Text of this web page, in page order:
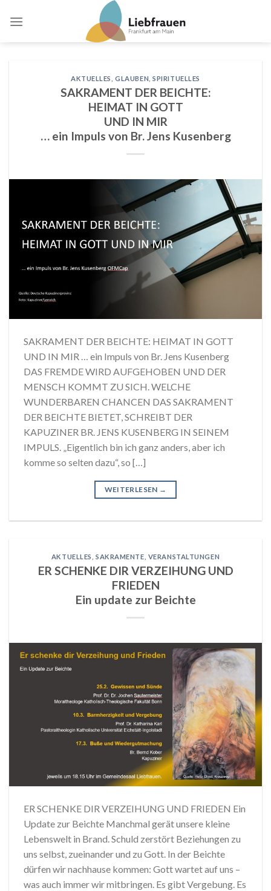
AKTUELLES ,GLAUBEN ,SPIRITUELLES
SAKRAMENT DER BEICHTE:
HEIMAT IN GOTT
UND IN MIR
… ein Impuls von Br. Jens Kusenberg
SAKRAMENT DER BEICHTE: HEIMAT IN GOTT
UND IN MIR … ein Impuls von Br. Jens Kusenberg
DAS FREMDE WIRD AUFGEHOBEN UND DER
MENSCH KOMMT ZU SICH. WELCHE
WUNDERBAREN CHANCEN DAS SAKRAMENT
DER BEICHTE BIETET, SCHREIBT DER
KAPUZINER BR. JENS KUSENBERG IN SEINEM
IMPULS. „Eigentlich bin ich ganz anders, aber ich
komme so selten dazu“, so […]
WEITERLESEN →
AKTUELLES ,SAKRAMENTE VERANSTALTUNGEN
ER SCHENKE DIR VERZEIHUNG UND
FRIEDEN
Ein update zur Beichte
ER SCHENKE DIR VERZEIHUNG UND FRIEDEN Ein
Update zur Beichte Manchmal gerät unsere kleine
Lebenswelt in Brand. Schuld zerstört Beziehungen zu
uns selbst, zueinander und zu Gott. In der Beichte
dürfen wir nachhause kommen: Gott wartet auf uns –
was auch immer wir mitbringen. Es gibt Vergebung. Es